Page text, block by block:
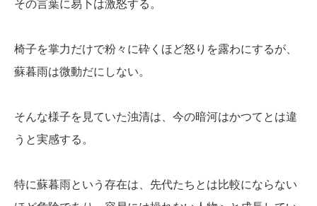
その言葉に易卜は激怒する。
椅子を掌力だけで粉々に砕くほど怒りを露わにするが、
蘇暮雨は微動だにしない。
そんな様子を見ていた浊清は、今の暗河はかつてとは違
うと実感する。
特に蘇暮雨という存在は、先代たちとは比較にならない